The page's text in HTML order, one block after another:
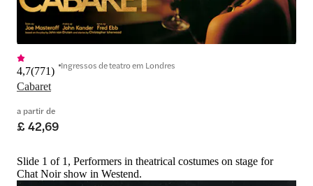
Cabaret
4,7(771) Ingressos de teatro em Londres
a partir de
£ 42,69
Slide 1 of 1, Performers in theatrical costumes on stage for
Chat Noir show in Westend.